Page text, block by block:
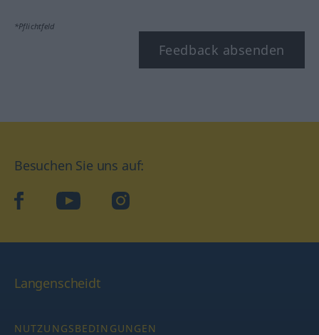
*Pflichtfeld
Feedback absenden
Besuchen Sie uns auf:
facebookYouTube Instagram
Langenscheidt
NUTZUNGSBEDINGUNGEN